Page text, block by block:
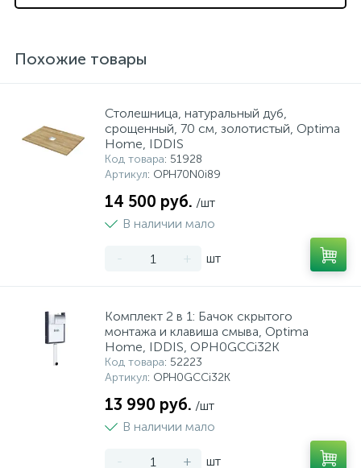
Похожие товары
Столешница, натуральный дуб,
срощенный, 70 см, золотистый, Optima
Home, IDDIS
Код товара: 51928
Артикул: OPH70N0i89
14 500 руб. /шт
В наличии мало
- + шт
Комплект 2 в 1: Бачок скрытого
монтажа и клавиша смыва, Optima
Home, IDDIS, OPH0GCCi32K
Код товара: 52223
Артикул: OPH0GCCi32K
13 990 руб. /шт
В наличии мало
- + шт